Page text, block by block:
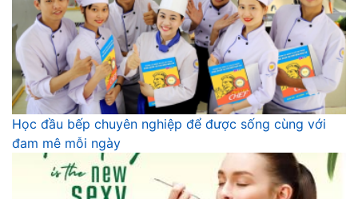
Học đầu bếp chuyên nghiệp để được sống cùng với
đam mê mỗi ngày